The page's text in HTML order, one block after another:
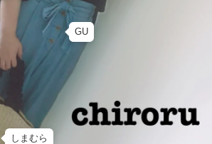
GU
しまむら